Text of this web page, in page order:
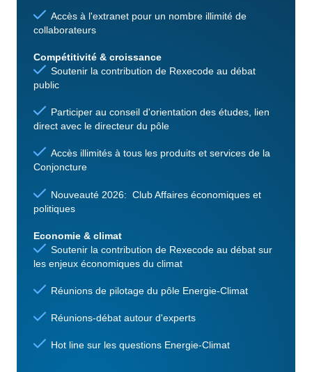
Accès à l'extranet pour un nombre illimité de
collaborateurs
Compétitivité & croissance
Soutenir la contribution de Rexecode au débat
public
Participer au conseil d'orientation des études, lien
direct avec le directeur du pôle
Accès illimités à tous les produits et services de la
Conjoncture
Nouveauté 2026: Club Affaires économiques et
politiques
Economie & climat
Soutenir la contribution de Rexecode au débat sur
les enjeux économiques du climat
Réunions de pilotage du pôle Energie-Climat
Réunions-débat autour d'experts
Hot line sur les questions Energie-Climat